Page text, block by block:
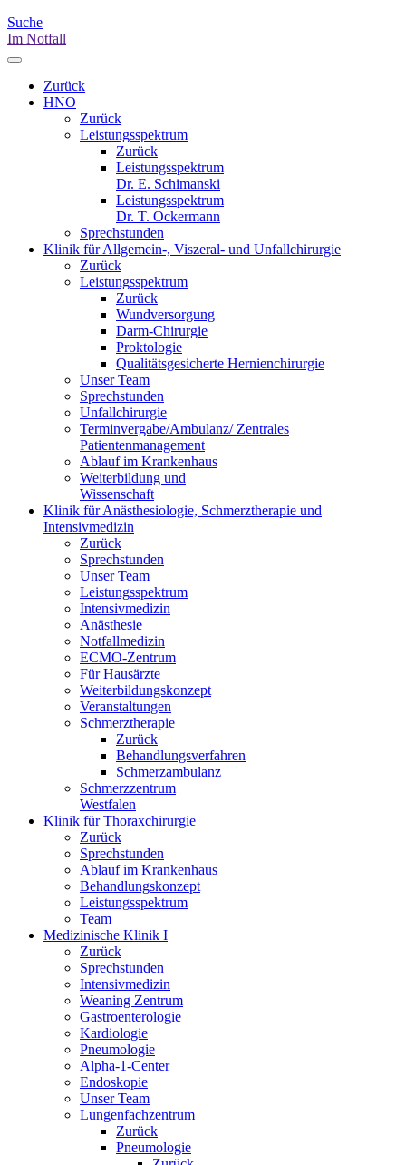
Suche
Im Notfall
Zurück
HNO
Zurück
Leistungsspektrum
Zurück
Leistungsspektrum
Dr. E. Schimanski
Leistungsspektrum
Dr. T. Ockermann
Sprechstunden
Klinik für Allgemein-, Viszeral- und Unfallchirurgie
Zurück
Leistungsspektrum
Zurück
Wundversorgung
Darm-Chirurgie
Proktologie
Qualitätsgesicherte Hernienchirurgie
Unser Team
Sprechstunden
Unfallchirurgie
Terminvergabe/Ambulanz/ Zentrales
Patientenmanagement
Ablauf im Krankenhaus
Weiterbildung und
Wissenschaft
Klinik für Anästhesiologie, Schmerztherapie und
Intensivmedizin
Zurück
Sprechstunden
Unser Team
Leistungsspektrum
Intensivmedizin
Anästhesie
Notfallmedizin
ECMO-Zentrum
Für Hausärzte
Weiterbildungskonzept
Veranstaltungen
Schmerztherapie
Zurück
Behandlungsverfahren
Schmerzambulanz
Schmerzzentrum
Westfalen
Klinik für Thoraxchirurgie
Zurück
Sprechstunden
Ablauf im Krankenhaus
Behandlungskonzept
Leistungsspektrum
Team
Medizinische Klinik I
Zurück
Sprechstunden
Intensivmedizin
Weaning Zentrum
Gastroenterologie
Kardiologie
Pneumologie
Alpha-1-Center
Endoskopie
Unser Team
Lungenfachzentrum
Zurück
Pneumologie